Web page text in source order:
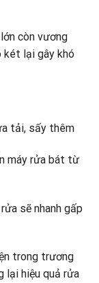
còn vương
két lại gây khó
tải, sấy thêm
máy rửa bát từ
sẽ nhanh gấp
trong trương
lại hiệu quả rửa